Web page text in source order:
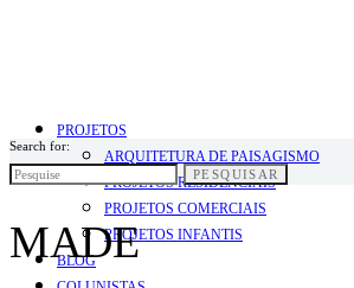
PROJETOS
ARQUITETURA DE PAISAGISMO
PROJETOS RESIDENCIAIS
PROJETOS COMERCIAIS
PROJETOS INFANTIS
BLOG
Search for:
PESQUISAR
MADE